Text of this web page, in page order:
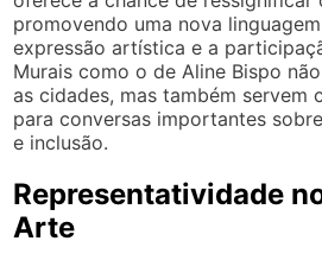
promovendo uma nova
expressão artística e a
Murais como o de Aline Bispo
as cidades, mas também servem
para conversas importantes
e inclusão.
Representatividade
Arte